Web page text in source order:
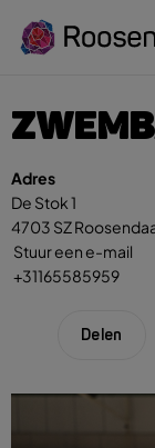
Zoeksuggesties
UITagenda
Fietsen
Adres
De Stok 1
4703 SZ
Stuur een e-mail
+31165585959
Delen